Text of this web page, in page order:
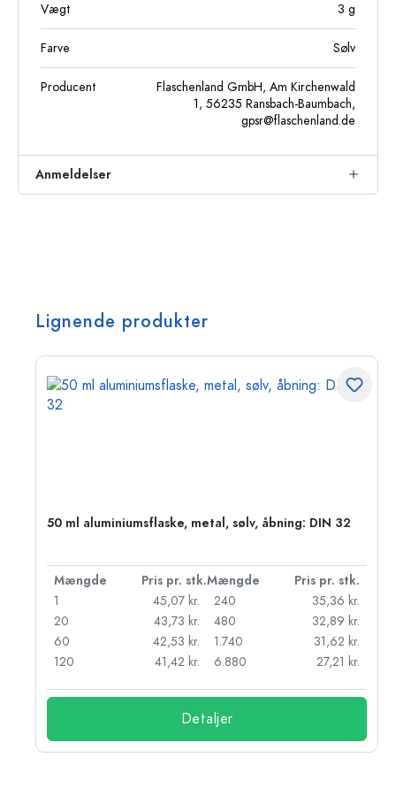
Vægt 3 g
Farve Sølv
Producent
Flaschenland GmbH, Am Kirchenwald
1, 56235 Ransbach-Baumbach,
gpsr@flaschenland.de
Anmeldelser
Lignende produkter
50 ml aluminiumsflaske, metal, sølv, åbning: DIN 32
Mængde Pris pr. stk.Mængde
Pris pr. stk.
1
45,07 kr.
20
43,73 kr.
60
42,53 kr.
120
41,42 kr.
240
35,36 kr.
480
32,89 kr.
1.740
31,62 kr.
6.880
27,21 kr.
Detaljer